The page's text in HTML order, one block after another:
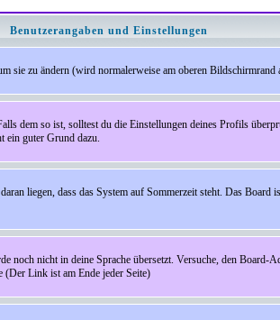
Benutzerangaben und Einstellungen
sie zu ändern (wird normalerweise am oberen
dem so ist, solltest du die Einstellungen deines Profils
ein guter Grund dazu.
liegen, dass das System auf Sommerzeit steht. Das
nicht in deine Sprache übersetzt. Versuche, den
(Der Link ist am Ende jeder Seite)